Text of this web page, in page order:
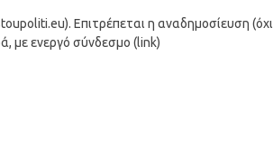
Επιτρέπεται η αναδημοσίευση (όχι
με ενεργό σύνδεσμο (link)